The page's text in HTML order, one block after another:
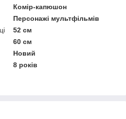
Комір-капюшон
Персонажі мультфільмів
52 см
60 см
Новий
8 років